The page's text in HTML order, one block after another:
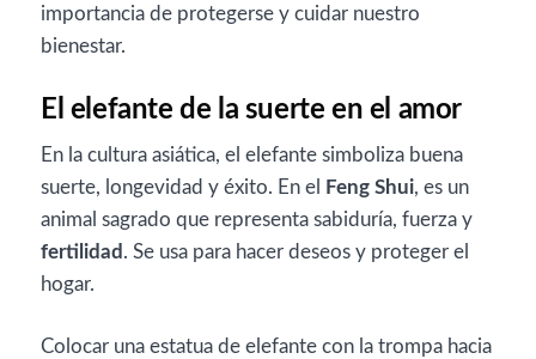
importancia de protegerse y cuidar nuestro
bienestar.
El elefante de la suerte en el amor
En la cultura asiática, el elefante simboliza buena
suerte, longevidad y éxito. En el
Feng Shui, es un
animal sagrado que representa sabiduría, fuerza y
fertilidad . Se usa para hacer deseos y proteger el
hogar.
Colocar una estatua de elefante con la trompa hacia